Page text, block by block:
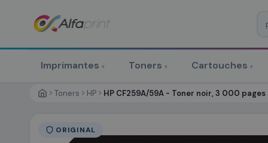
Imprimantes ▾ Toners ▾ Cartouches ▾
Toners HP HP CF259A/59A - Toner noir, 3 000 pages
ORIGINAL
Prévoyez & économisez
personnalisé
RÉFÉRENCE DU PRODUIT